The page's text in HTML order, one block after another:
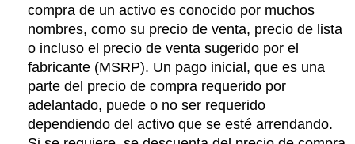
compra de un activo es conocido por muchos
nombres, como su precio de venta, precio de lista
o incluso el precio de venta sugerido por el
fabricante (MSRP). Un pago inicial, que es una
parte del precio de compra requerido por
adelantado, puede o no ser requerido
dependiendo del activo que se esté arrendando.